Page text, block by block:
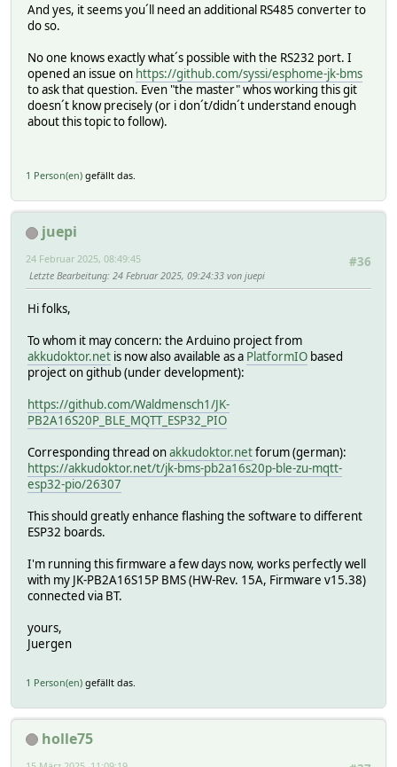
And yes, it seems you´ll need an additional RS485 converter to
do so.
No one knows exactly what´s possible with the RS232 port. I
opened an issue on https://github.com/syssi/esphome-jk-bms
to ask that question. Even "the master" whos working this git
doesn´t know precisely (or i don´t/didn´t understand enough
about this topic to follow).
1 Person(en) gefällt das.
juepi
#36
24 Februar 2025, 08:49:45
Letzte Bearbeitung: 24 Februar 2025, 09:24:33 von juepi
Hi folks,
To whom it may concern: the Arduino project from
akkudoktor.net is now also available as a PlatformIO based
project on github (under development):
https://github.com/Waldmensch1/JK-
PB2A16S20P_BLE_MQTT_ESP32_PIO
Corresponding thread onakkudoktor.netforum (german):
https://akkudoktor.net/t/jk-bms-pb2a16s20p-ble-zu-mqtt-
esp32-pio/26307
This should greatly enhance flashing the software to different
ESP32 boards.
I'm running this firmware a few days now, works perfectly well
with my JK-PB2A16S15P BMS (HW-Rev. 15A, Firmware v15.38)
connected via BT.
yours,
Juergen
1 Person(en) gefällt das.
holle75